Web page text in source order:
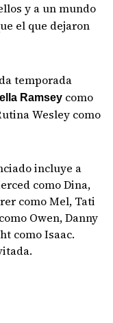
y a un mundo
el que dejaron
temporada
Ramsey como
Wesley como
incluye a
como Dina,
como Mel, Tati
Owen, Danny
como Isaac.